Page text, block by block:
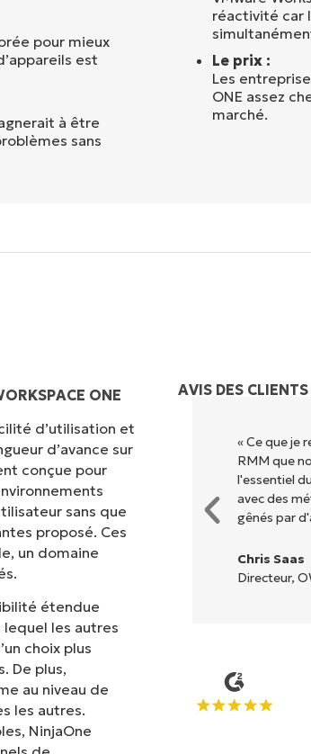
pour mieux
est
à être
sans
réactivité car
Le prix :
Les
ONE assez
marché.
ONE
d’utilisation et
d’avance sur
conçue pour
sans que
proposé. Ces
un domaine
étendue
lequel les autres
choix plus
De plus,
au niveau de
les autres.
NinjaOne
AVIS DES CLIENTS
à une interface fluide
complexe
tous les outils sont
facile de s'y
« Ce que je
RMM que
l'essentiel
avec des
gênés par
Chris Saas
Directeur,